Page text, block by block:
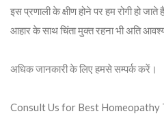
इस प्रणाली के क्षीण होने पर हम रोगी हो
आहार के साथ चिंता मुक्त रहना भी अति
अधिक जानकारी के लिए हमसे सम्पर्क करें।
Consult Us for Best